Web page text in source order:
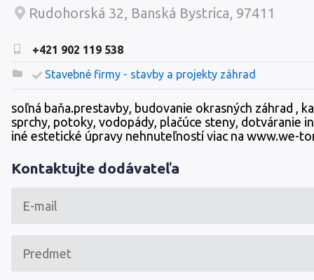
Rudohorská 32, Banská Bystrica, 97411
+421 902 119 538
Stavebné firmy - stavby a projekty záhrad
soľná baňa.prestavby, budovanie okrasných záhrad ,
sprchy, potoky, vodopády, plačúce steny, dotváranie
iné estetické úpravy nehnuteľností viac na www.we-
Kontaktujte dodávateľa